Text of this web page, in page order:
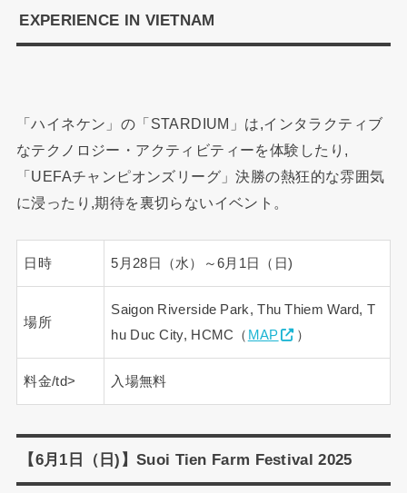
EXPERIENCE IN VIETNAM
「ハイネケン」の「STARDIUM」は,インタラクティブ
なテクノロジー・アクティビティーを体験したり,
「UEFAチャンピオンズリーグ」決勝の熱狂的な雰囲気
に浸ったり,期待を裏切らないイベント。
日時 5月28日（水）～6月1日（日)
場所
Saigon Riverside Park, Thu Thiem Ward, T
hu Duc City, HCMC（ MAP ）
料金/td> 入場無料
【6月1日（日)】Suoi Tien Farm Festival 2025